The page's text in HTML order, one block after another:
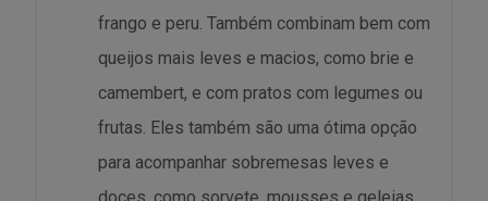
frango e peru. Também combinam bem com
queijos mais leves e macios, como brie e
camembert, e com pratos com legumes ou
frutas. Eles também são uma ótima opção
para acompanhar sobremesas leves e